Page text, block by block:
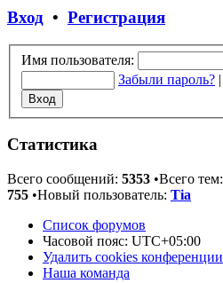
Вход • Регистрация
Имя пользователя:
Забыли пароль? |
Статистика
Всего сообщений: 5353 •Всего тем:
755 •Новый пользователь: Tia
Список форумов
Часовой пояс: UTC+05:00
Удалить cookies конференции
Наша команда